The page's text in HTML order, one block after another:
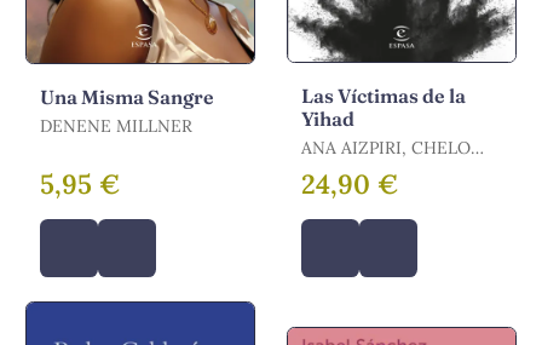
Una Misma Sangre
DENENE MILLNER
5,95 €
Las Víctimas de la
Yihad
ANA AIZPIRI, CHELO
APARICIO / AIZPIRI,
ANA / APARICIO,
24,90 €